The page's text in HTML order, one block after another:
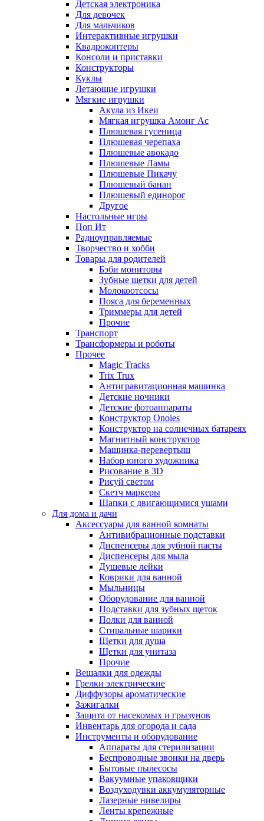
Детская электроника
Для девочек
Для мальчиков
Интерактивные игрушки
Квадрокоптеры
Консоли и приставки
Конструкторы
Куклы
Летающие игрушки
Мягкие игрушки
Акула из Икеи
Мягкая игрушка Амонг Ас
Плюшевая гусеница
Плюшевая черепаха
Плюшевые авокадо
Плюшевые Ламы
Плюшевые Пикачу
Плюшевый банан
Плюшевый единорог
Другое
Настольные игры
Поп Ит
Радиоуправляемые
Творчество и хобби
Товары для родителей
Бэби мониторы
Зубные щетки для детей
Молокоотсосы
Пояса для беременных
Триммеры для детей
Прочие
Транспорт
Трансформеры и роботы
Прочее
Magic Tracks
Trix Trux
Антигравитационная машинка
Детские ночники
Детские фотоаппараты
Конструктор Onoies
Конструктор на солнечных батареях
Магнитный конструктор
Машинка-перевертыш
Набор юного художника
Рисование в 3D
Рисуй светом
Скетч маркеры
Шапки с двигающимися ушами
Для дома и дачи
Аксессуары для ванной комнаты
Антивибрационные подставки
Диспенсеры для зубной пасты
Диспенсеры для мыла
Душевые лейки
Коврики для ванной
Мыльницы
Оборудование для ванной
Подставки для зубных щеток
Полки для ванной
Стиральные шарики
Щетки для душа
Щетки для унитаза
Прочие
Вешалки для одежды
Грелки электрические
Диффузоры ароматические
Зажигалки
Защита от насекомых и грызунов
Инвентарь для огорода и сада
Инструменты и оборудование
Аппараты для стерилизации
Беспроводные звонки на дверь
Бытовые пылесосы
Вакуумные упаковщики
Воздуходувки аккумуляторные
Лазерные нивелиры
Ленты крепежные